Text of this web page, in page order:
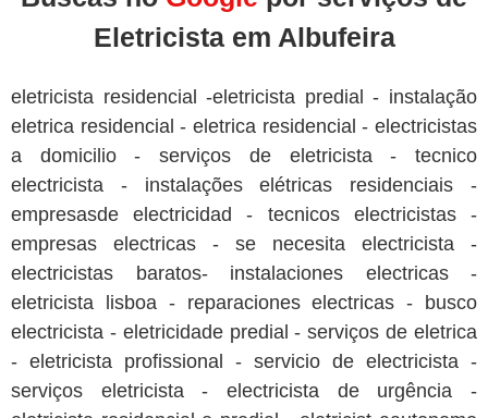
Eletricista em Albufeira
eletricista residencial -eletricista predial - instalação
eletrica residencial - eletrica residencial - electricistas
a domicilio - serviços de eletricista - tecnico
electricista - instalações elétricas residenciais -
empresasde electricidad - tecnicos electricistas -
empresas electricas - se necesita electricista -
electricistas baratos- instalaciones electricas -
eletricista lisboa - reparaciones electricas - busco
electricista - eletricidade predial - serviços de eletrica
- eletricista profissional - servicio de electricista -
serviços eletricista - electricista de urgência -